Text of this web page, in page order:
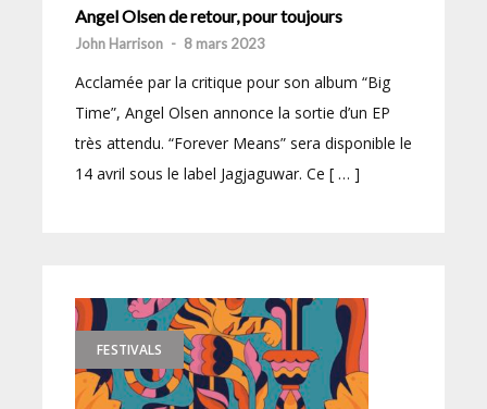
Angel Olsen de retour, pour toujours
John Harrison - 8 mars 2023
Acclamée par la critique pour son album “Big
Time”, Angel Olsen annonce la sortie d’un EP
très attendu. “Forever Means” sera disponible le
14 avril sous le label Jagjaguwar. Ce [ … ]
FESTIVALS